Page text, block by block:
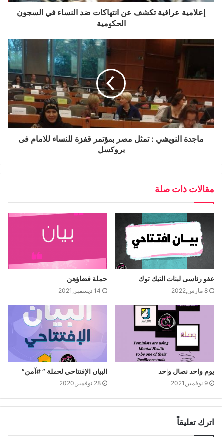
إعلامية عراقية تكشف عن انتهاكات ضد النساء في السجون
الحكومية
ماجدة النويشي : تمثل مصر بمؤتمر قفزة للنساء للامام فى
بروكسل
مقالات ذات صلة
عفو رئاسى لبنات التيك توك
8 مارس,2022
حملة فضاؤهن
14 ديسمبر,2021
يوم واحد نضال واحد
9 نوفمبر,2021
البيان الإفتتاحي لحملة ” #آمن”
28 نوفمبر,2020
اترك تعليقاً